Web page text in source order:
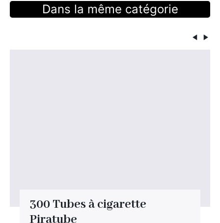
Dans la même catégorie
300 Tubes à cigarette
Piratube